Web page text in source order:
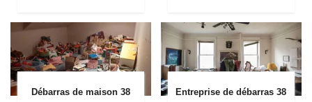
Débarras de maison 38 Entreprise de débarras 38